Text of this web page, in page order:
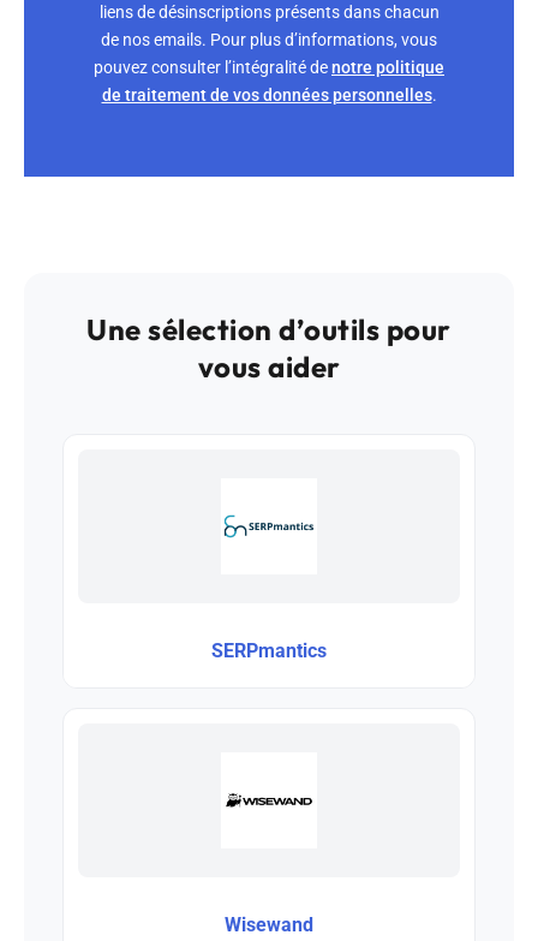
liens de désinscriptions présents dans chacun
de nos emails. Pour plus d’informations, vous
pouvez consulter l’intégralité denotre politique
de traitement de vos données personnelles.
Une sélection d’outils pour
vous aider
SERPmantics
Wisewand